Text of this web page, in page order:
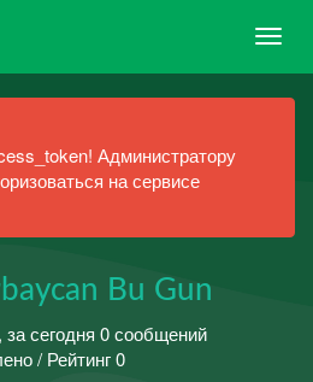
Администратору
на сервисе
Bu Gun
за сегодня 0 сообщений
/ Рейтинг 0